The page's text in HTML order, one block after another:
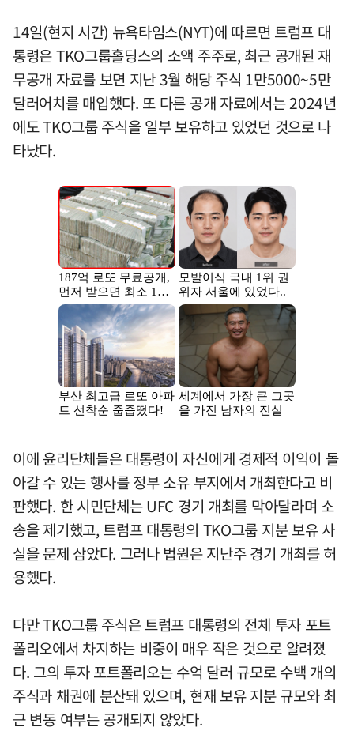
14일(현지 시간) 뉴욕타임스(NYT)에 따르면 트럼프 대
통령은 TKO그룹홀딩스의 소액 주주로, 최근 공개된 재
무공개 자료를 보면 지난 3월 해당 주식 1만5000~5만
달러어치를 매입했다. 또 다른 공개 자료에서는 2024년
에도 TKO그룹 주식을 일부 보유하고 있었던 것으로 나
타났다.
이에 윤리단체들은 대통령이 자신에게 경제적 이익이 돌
아갈 수 있는 행사를 정부 소유 부지에서 개최한다고 비
판했다. 한 시민단체는 UFC 경기 개최를 막아달라며 소
송을 제기했고, 트럼프 대통령의 TKO그룹 지분 보유 사
실을 문제 삼았다. 그러나 법원은 지난주 경기 개최를 허
용했다.
다만 TKO그룹 주식은 트럼프 대통령의 전체 투자 포트
폴리오에서 차지하는 비중이 매우 작은 것으로 알려졌
다. 그의 투자 포트폴리오는 수억 달러 규모로 수백 개의
주식과 채권에 분산돼 있으며, 현재 보유 지분 규모와 최
근 변동 여부는 공개되지 않았다.